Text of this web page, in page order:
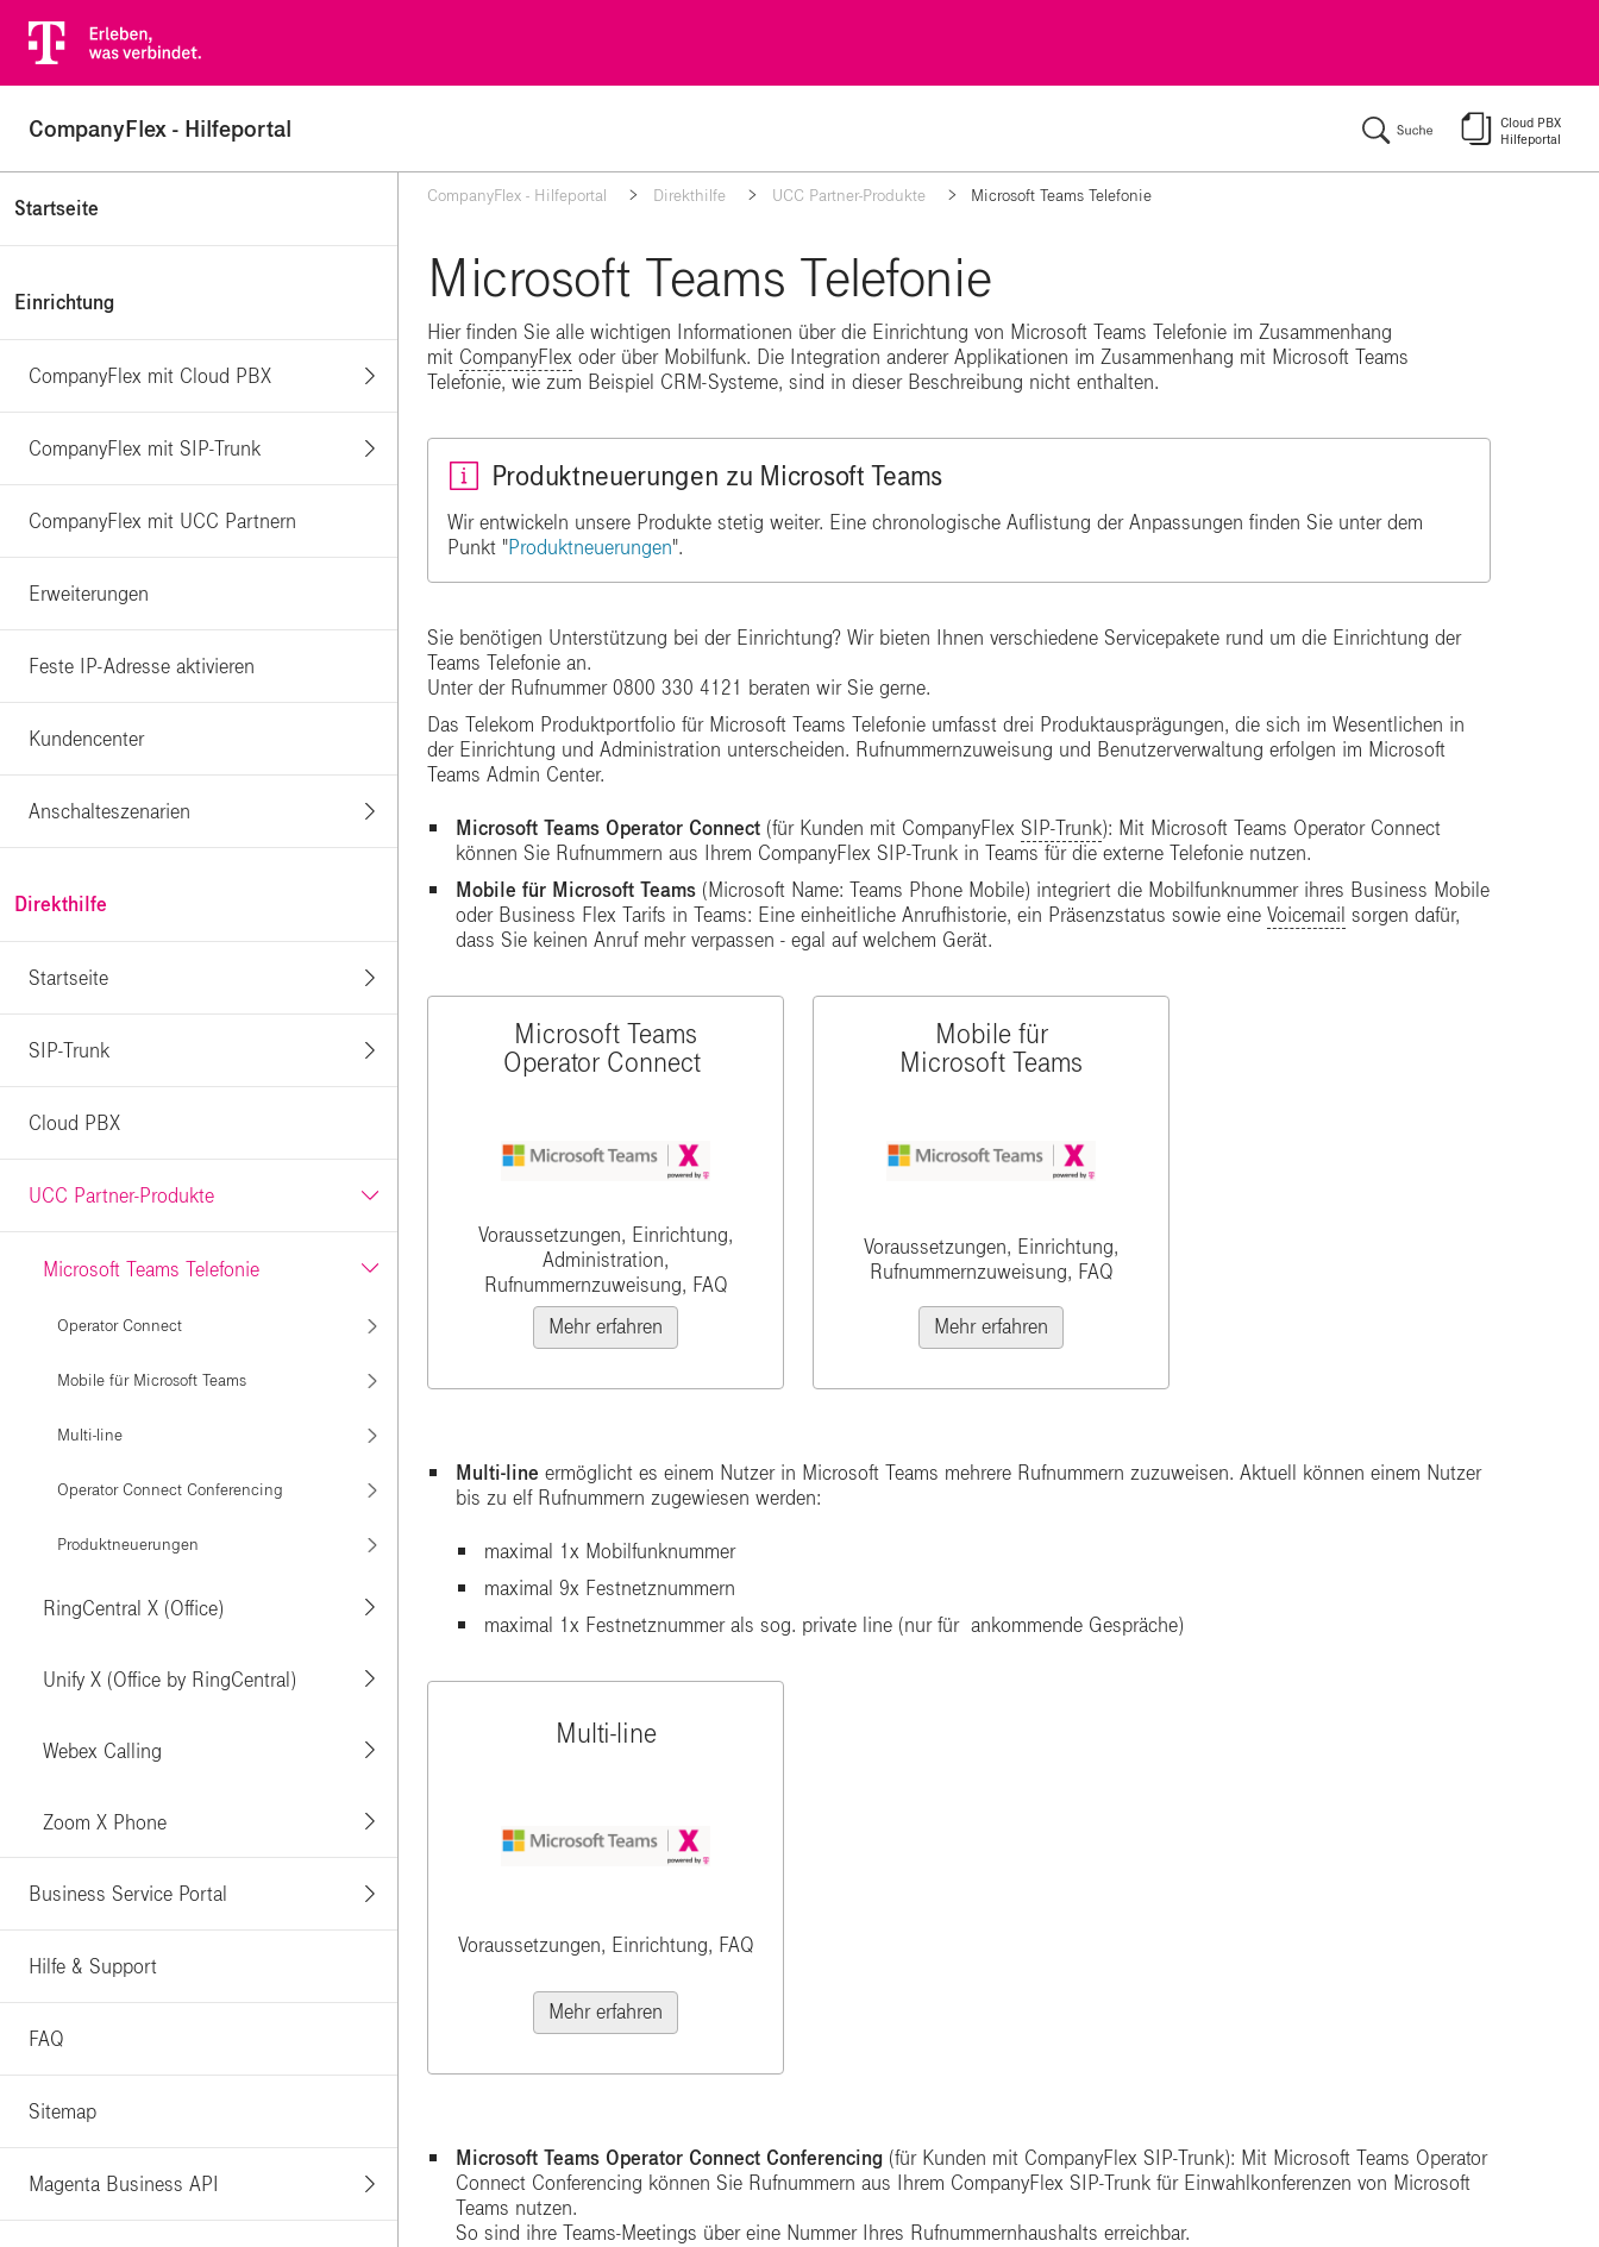
CompanyFlex - Hilfeportal ķ
CompanyFlex - Hilfeportal Direkthilfe UCC Partner-Produkte Microsoft Teams Telefonie
Startseite
Einrichtung
CompanyFlex mit Cloud PBX
CompanyFlex mit SIP-Trunk
CompanyFlex mit UCC Partnern
Erweiterungen
Feste IP-Adresse aktivieren
Kundencenter
Anschalteszenarien
Direkthilfe
Startseite
SIP-Trunk
Cloud PBX
UCC Partner-Produkte
Microsoft Teams Telefonie
Operator Connect
Mobile für Microsoft Teams
Multi-line
Operator Connect Conferencing
Produktneuerungen
RingCentral X (Office)
Unify X (Office by RingCentral)
Webex Calling
Zoom X Phone
Business Service Portal
Hilfe & Support
FAQ
Sitemap
Magenta Business API
Microsoft Teams Telefonie
Hier finden Sie alle wichtigen Informationen über die Einrichtung von Microsoft Teams Telefonie im Zusammenhang
mit CompanyFlex oder über Mobilfunk. ​Die Integration anderer Applikationen im Zusammenhang mit Microsoft Teams
Telefonie, wie zum Beispiel CRM-Systeme, sind in dieser Beschreibung nicht enthalten.
Produktneuerungen zu Microsoft Teams
Wir entwickeln unsere Produkte stetig weiter. Eine chronologische Auflistung der Anpassungen finden Sie unter dem
Punkt "Produktneuerungen".
Sie benötigen Unterstützung bei der Einrichtung? Wir bieten Ihnen verschiedene Servicepakete rund um die Einrichtung der
Teams Telefonie an.
Unter der Rufnummer 0800 330 4121 beraten wir Sie gerne.
Das Telekom Produktportfolio für Microsoft Teams Telefonie umfasst drei Produktausprägungen, die sich im Wesentlichen in
der Einrichtung und Administration unterscheiden. Rufnummernzuweisung und Benutzerverwaltung erfolgen im Microsoft
Teams Admin Center.
Microsoft Teams Operator Connect (für Kunden mit CompanyFlex SIP-Trunk):​ Mit Microsoft Teams Operator Connect
können Sie Rufnummern aus Ihrem CompanyFlex SIP-Trunk in Teams für die externe Telefonie nutzen. ​
Mobile für Microsoft Teams (Microsoft Name: Teams Phone Mobile) integriert die Mobilfunknummer ihres Business Mobile
oder Business Flex Tarifs in Teams:​ Eine einheitliche Anrufhistorie, ein Präsenzstatus sowie eine Voicemail sorgen dafür,
dass Sie keinen Anruf mehr verpassen - egal auf welchem Gerät.
Microsoft Teams
Operator Connect
Voraussetzungen, Einrichtung,
Administration,
Rufnummernzuweisung, FAQ
Mehr erfahren
Mobile für
Microsoft Teams
Voraussetzungen, Einrichtung,
Rufnummernzuweisung, FAQ
Mehr erfahren
Multi-line ermöglicht es einem Nutzer in Microsoft Teams mehrere Rufnummern zuzuweisen. Aktuell können einem Nutzer
bis zu elf Rufnummern zugewiesen werden:
maximal 1x Mobilfunknummer
maximal 9x Festnetznummern
maximal 1x Festnetznummer als sog. private line (nur für ankommende Gespräche)
Multi-line
Voraussetzungen, Einrichtung, FAQ
Mehr erfahren
Microsoft Teams Operator Connect Conferencing (für Kunden mit CompanyFlex SIP-Trunk):​ Mit Microsoft Teams Operator
Connect Conferencing können Sie Rufnummern aus Ihrem CompanyFlex SIP-Trunk für Einwahlkonferenzen von Microsoft
Teams nutzen.​
So sind ihre Teams-Meetings über eine Nummer Ihres Rufnummernhaushalts erreichbar.